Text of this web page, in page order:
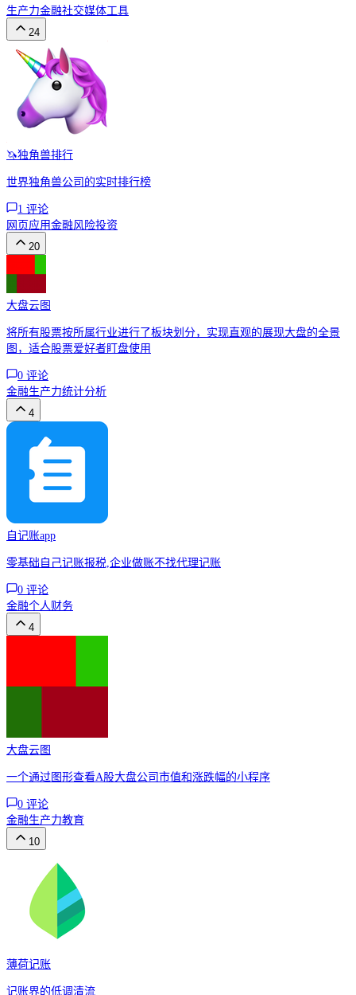
生产力金融社交媒体工具
24
🦄独角兽排行
世界独角兽公司的实时排行榜
1 评论
网页应用金融风险投资
20
大盘云图
将所有股票按所属行业进行了板块划分，实现直观的展现大盘的全景
图，适合股票爱好者盯盘使用
0 评论
金融生产力统计分析
4
自记账app
零基础自己记账报税,企业做账不找代理记账
0 评论
金融个人财务
4
大盘云图
一个通过图形查看A股大盘公司市值和涨跌幅的小程序
0 评论
金融生产力教育
10
薄荷记账
记账界的低调清流